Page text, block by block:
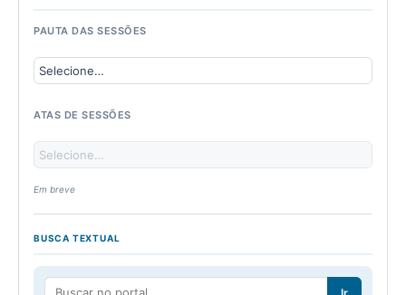
PAUTA DAS SESSÕES
ATAS DE SESSÕES
Em breve
BUSCA TEXTUAL